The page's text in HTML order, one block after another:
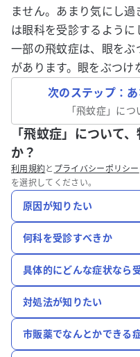
ません。あまり気にし
は眼科を受診するように
一部の飛蚊症は、眼をぶ
があります。眼をぶつけ
次のステップ：
「飛蚊症」につ
「飛蚊症」について
か？
利用規約と プライバシーポリシー
を選択してください。
原因が知りたい
何科を受診すべきか
具体的にどんな症状なら
対処法が知りたい
市販薬でなんとかできる